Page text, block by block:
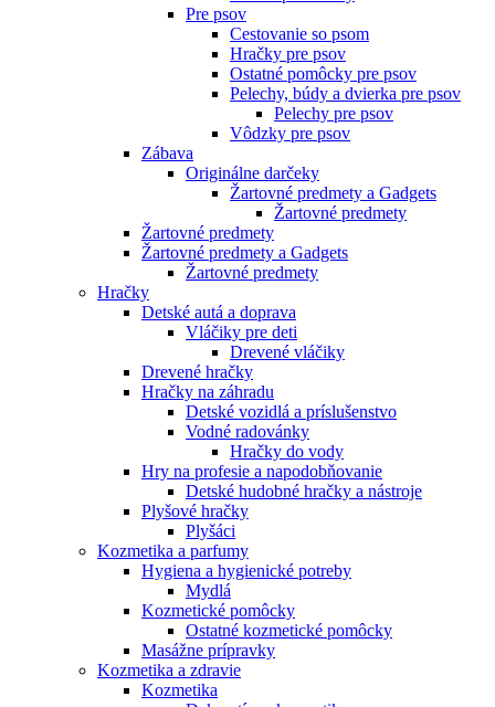
Pre psov
Cestovanie so psom
Hračky pre psov
Ostatné pomôcky pre psov
Pelechy, búdy a dvierka pre psov
Pelechy pre psov
Vôdzky pre psov
Zábava
Originálne darčeky
Žartovné predmety a Gadgets
Žartovné predmety
Žartovné predmety
Žartovné predmety a Gadgets
Žartovné predmety
Hračky
Detské autá a doprava
Vláčiky pre deti
Drevené vláčiky
Drevené hračky
Hračky na záhradu
Detské vozidlá a príslušenstvo
Vodné radovánky
Hračky do vody
Hry na profesie a napodobňovanie
Detské hudobné hračky a nástroje
Plyšové hračky
Plyšáci
Kozmetika a parfumy
Hygiena a hygienické potreby
Mydlá
Kozmetické pomôcky
Ostatné kozmetické pomôcky
Masážne prípravky
Kozmetika a zdravie
Kozmetika